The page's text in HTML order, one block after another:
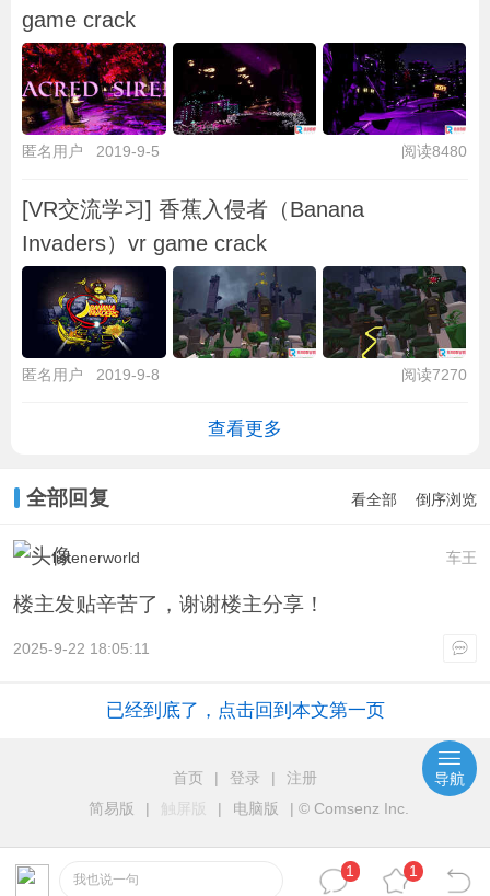
game crack
匿名用户 2019-9-5 阅读8480
[VR交流学习] 香蕉入侵者（Banana
Invaders）vr game crack
匿名用户 2019-9-8 阅读7270
查看更多
全部回复 看全部 倒序浏览
车王
listenerworld
楼主发贴辛苦了，谢谢楼主分享！
2025-9-22 18:05:11
我也说一句
1 1
已经到底了，点击回到本文第一页
首页 | 登录 |
注册
简易版
| 触屏版 | 电脑版 | © Comsenz Inc.
导航